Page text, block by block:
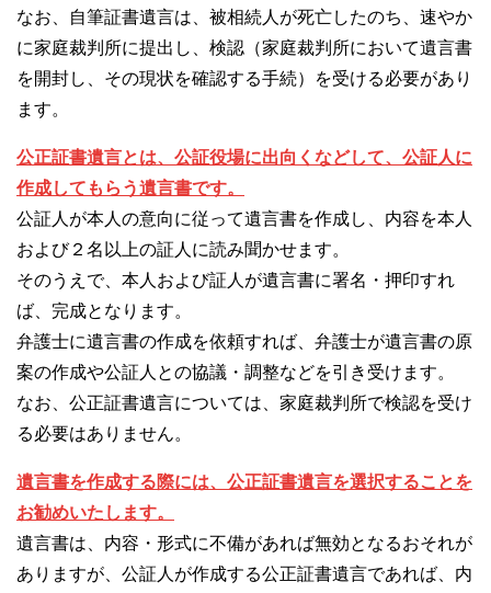
なお、自筆証書遺言は、被相続人が死亡したのち、速やか
に家庭裁判所に提出し、検認（家庭裁判所において遺言書
を開封し、その現状を確認する手続）を受ける必要があり
ます。
公正証書遺言とは、公証役場に出向くなどして、公証人に
作成してもらう遺言書です。
公証人が本人の意向に従って遺言書を作成し、内容を本人
および２名以上の証人に読み聞かせます。
そのうえで、本人および証人が遺言書に署名・押印すれ
ば、完成となります。
弁護士に遺言書の作成を依頼すれば、弁護士が遺言書の原
案の作成や公証人との協議・調整などを引き受けます。
なお、公正証書遺言については、家庭裁判所で検認を受け
る必要はありません。
遺言書を作成する際には、公正証書遺言を選択することを
お勧めいたします。
遺言書は、内容・形式に不備があれば無効となるおそれが
ありますが、公証人が作成する公正証書遺言であれば、内